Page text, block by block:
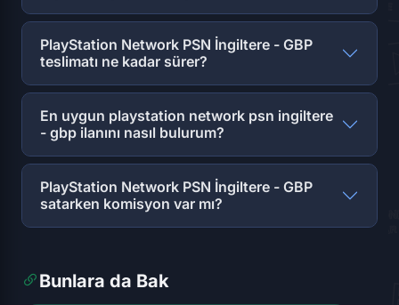
PlayStation Network PSN İngiltere - GBP
teslimatı ne kadar sürer?
En uygun playstation network psn ingiltere
- gbp ilanını nasıl bulurum?
PlayStation Network PSN İngiltere - GBP
satarken komisyon var mı?
Bunlara da Bak